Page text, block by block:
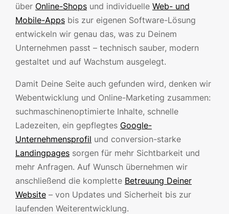
über Online-Shops und individuelle Web- und
Mobile-Apps bis zur eigenen Software-Lösung
entwickeln wir genau das, was zu Deinem
Unternehmen passt – technisch sauber, modern
gestaltet und auf Wachstum ausgelegt.
Damit Deine Seite auch gefunden wird, denken wir
Webentwicklung und Online-Marketing zusammen:
suchmaschinenoptimierte Inhalte, schnelle
Ladezeiten, ein gepflegtes Google-
Unternehmensprofil und conversion-starke
Landingpages sorgen für mehr Sichtbarkeit und
mehr Anfragen. Auf Wunsch übernehmen wir
anschließend die komplette Betreuung Deiner
Website – von Updates und Sicherheit bis zur
laufenden Weiterentwicklung.